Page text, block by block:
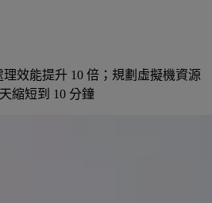
效能提升 10 倍；規劃虛擬機資源
縮短到 10 分鐘